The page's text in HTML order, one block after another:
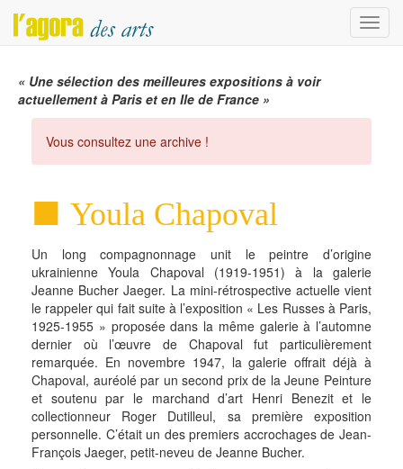
Menu
« Une sélection des meilleures expositions à voir
actuellement à Paris et en Ile de France »
Vous consultez une archive !
Youla Chapoval
Un long compagnonnage unit le peintre d’origine
ukrainienne Youla Chapoval (1919-1951) à la galerie
Jeanne Bucher Jaeger. La mini-rétrospective actuelle vient
le rappeler qui fait suite à l’exposition « Les Russes à Paris,
1925-1955 » proposée dans la même galerie à l’automne
dernier où l’œuvre de Chapoval fut particulièrement
remarquée. En novembre 1947, la galerie offrait déjà à
Chapoval, auréolé par un second prix de la Jeune Peinture
et soutenu par le marchand d’art Henri Benezit et le
collectionneur Roger Dutilleul, sa première exposition
personnelle. C’était un des premiers accrochages de Jean-
François Jaeger, petit-neveu de Jeanne Bucher.